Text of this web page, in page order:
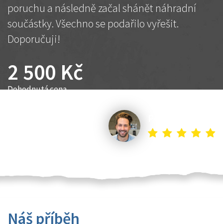
poruchu a následně začal shánět náhradní
součástky. Všechno se podařilo vyřešit.
Doporučuji!
2 500 Kč
Dohodnutá cena
Náš příběh